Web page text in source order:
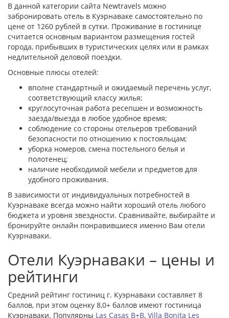
В данной категории сайта Newtravels можно
забронировать отель в Куэрнаваке самостоятельно по
цене от 1260 рублей в сутки. Проживание в гостинице
считается основным вариантом размещения гостей
города, прибывших в туристических целях или в рамках
недлительной деловой поездки.
Основные плюсы отелей:
вполне стандартный и ожидаемый перечень услуг,
соответствующий классу жилья;
круглосуточная работа ресепшен и возможность
заезда/выезда в любое удобное время;
соблюдение со стороны отельеров требований
безопасности по отношению к постояльцам;
уборка номеров, смена постельного белья и
полотенец;
наличие необходимой мебели и предметов для
удобного проживания.
В зависимости от индивидуальных потребностей в
Куэрнаваке всегда можно найти хороший отель любого
бюджета и уровня звездности. Сравнивайте, выбирайте и
бронируйте онлайн понравившиеся именно Вам отели
Куэрнаваки.
Отели Куэрнаваки – цены и
рейтинги
Средний рейтинг гостиниц г. Куэрнаваки составляет 8
баллов, при этом оценку 8,0+ баллов имеют гостиница
Куэрнаваки. Популярны Las Casas B+B, Villa Bonita Les